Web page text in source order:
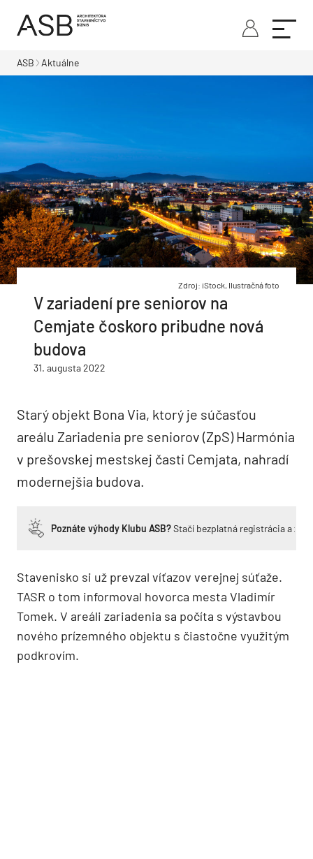
ASB Aktuálne
Zdroj: iStock, Ilustračná foto
V zariadení pre seniorov na
Cemjate čoskoro pribudne nová
budova
31. augusta 2022
Starý objekt Bona Via, ktorý je súčasťou
areálu Zariadenia pre seniorov (ZpS) Harmónia
v prešovskej mestskej časti Cemjata, nahradí
modernejšia budova.
Poznáte výhody Klubu ASB?Stačí bezplatná registrácia a
Stavenisko si už prevzal víťazov verejnej súťaže.
TASR o tom informoval hovorca mesta Vladimír
Tomek. V areáli zariadenia sa počíta s výstavbou
nového prízemného objektu s čiastočne využitým
podkrovím.